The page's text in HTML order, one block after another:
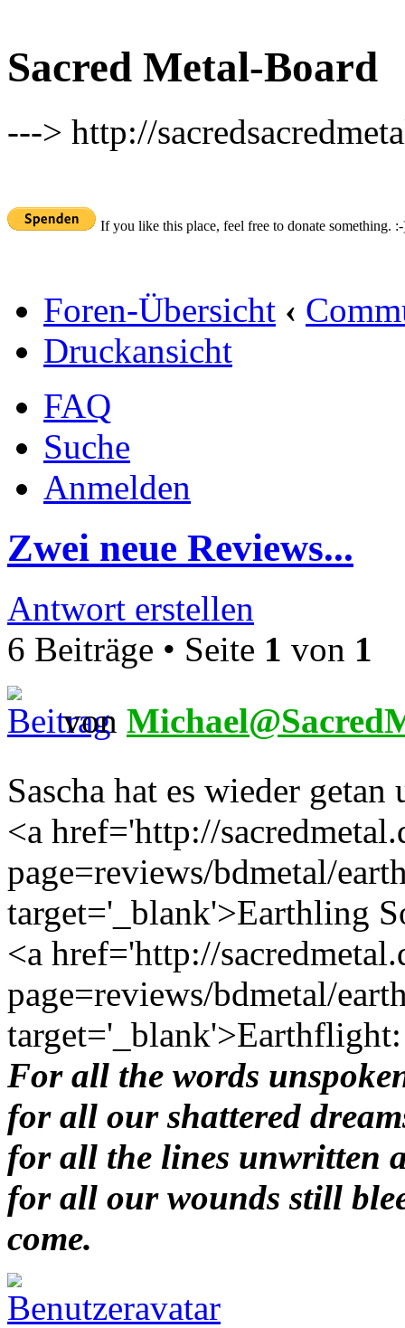
Sacred Metal-Board
---> http://
If you like this place, feel free to donate something.
Foren-Übersicht ‹
Druckansicht
FAQ
Suche
Anmelden
Zwei neue Reviews...
Antwort erstellen
6 Beiträge • Seite 1 von 1
von
Sascha hat es wieder
<a href='http://
page=reviews/bdmetal/
target='_blank'>Earthling
<a href='http://
page=reviews/bdmetal/
For all the words
for all our shattered
for all the lines unwritten
for all our wounds still
come.